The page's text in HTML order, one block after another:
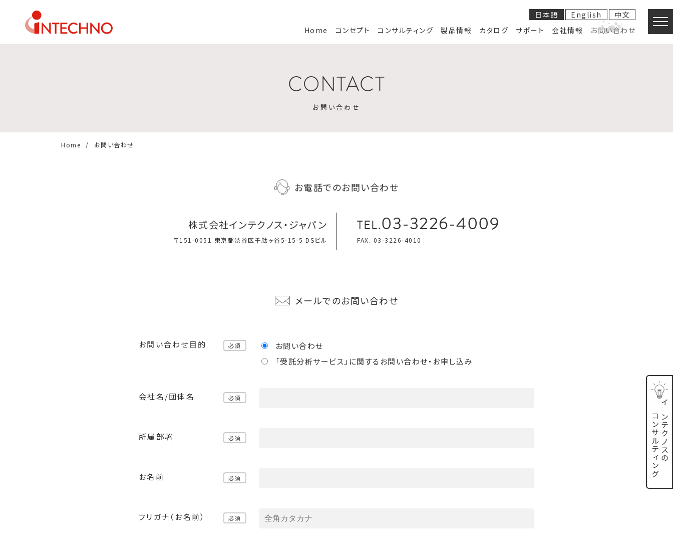
日本語 English
中文
Home
コンセプト コンサルティング 製品情報 カタログ サポート 会社情報 お問い合わせ
インテクノスの
コンサルティング
CONTACT
お問い合わせ
Home お問い合わせ
お電話でのお問い合わせ
株式会社インテクノス・ジャパン
〒151-0051 東京都渋谷区千駄ヶ谷5-15-5 DSビル
TEL.03-3226-4009
FAX. 03-3226-4010
メールでのお問い合わせ
お問い合わせ目的 必須
お問い合わせ
「受託分析サービス」に関するお問い合わせ・お申し込み
会社名/団体名 必須
所属部署 必須
お名前 必須
フリガナ（お名前） 必須